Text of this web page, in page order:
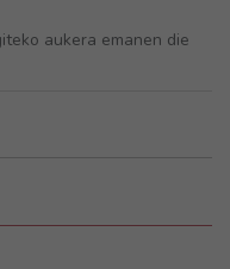
aukera emanen die